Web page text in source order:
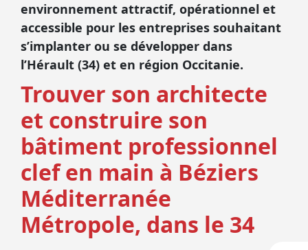
environnement attractif, opérationnel et
accessible pour les entreprises souhaitant
s’implanter ou se développer dans
l’Hérault (34) et en région Occitanie.
Trouver son architecte
et construire son
bâtiment professionnel
clef en main à Béziers
Méditerranée
Métropole, dans le 34